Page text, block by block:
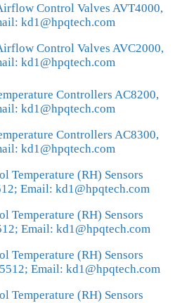
Control Valves AVT4000,
kd1@hpqtech.com
Control Valves AVC2000,
kd1@hpqtech.com
Controllers AC8200,
kd1@hpqtech.com
Controllers AC8300,
kd1@hpqtech.com
Temperature (RH) Sensors
Email: kd1@hpqtech.com
Temperature (RH) Sensors
Email: kd1@hpqtech.com
Temperature (RH) Sensors
Email: kd1@hpqtech.com
Temperature (RH) Sensors